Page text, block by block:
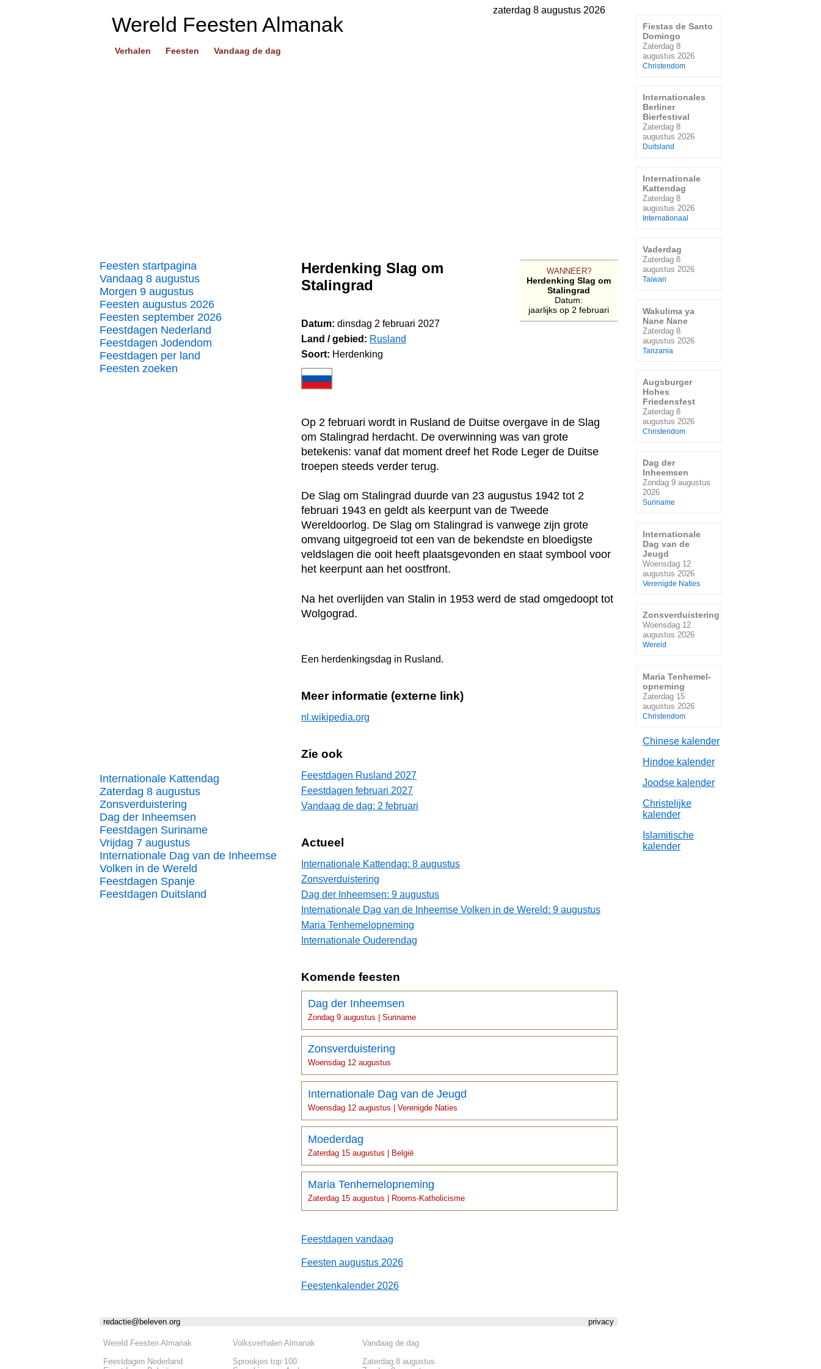
zaterdag 8 augustus 2026
Wereld Feesten Almanak
Verhalen Feesten Vandaag de dag
Feesten startpagina
Vandaag 8 augustus
Morgen 9 augustus
Feesten augustus 2026
Feesten september 2026
Feestdagen Nederland
Feestdagen Jodendom
Feestdagen per land
Feesten zoeken
Internationale Kattendag
Zaterdag 8 augustus
Zonsverduistering
Dag der Inheemsen
Feestdagen Suriname
Vrijdag 7 augustus
Internationale Dag van de Inheemse
Volken in de Wereld
Feestdagen Spanje
Feestdagen Duitsland
WANNEER?
Herdenking Slag om
Stalingrad
Datum:
jaarlijks op 2 februari
Herdenking Slag om
Stalingrad
Datum: dinsdag 2 februari 2027
Land / gebied: Rusland
Soort: Herdenking
Op 2 februari wordt in Rusland de Duitse overgave in de Slag
om Stalingrad herdacht. De overwinning was van grote
betekenis: vanaf dat moment dreef het Rode Leger de Duitse
troepen steeds verder terug.
De Slag om Stalingrad duurde van 23 augustus 1942 tot 2
februari 1943 en geldt als keerpunt van de Tweede
Wereldoorlog. De Slag om Stalingrad is vanwege zijn grote
omvang uitgegroeid tot een van de bekendste en bloedigste
veldslagen die ooit heeft plaatsgevonden en staat symbool voor
het keerpunt aan het oostfront.
Na het overlijden van Stalin in 1953 werd de stad omgedoopt tot
Wolgograd.
Een herdenkingsdag in Rusland.
Meer informatie (externe link)
nl.wikipedia.org
Zie ook
Feestdagen Rusland 2027
Feestdagen februari 2027
Vandaag de dag: 2 februari
Actueel
Internationale Kattendag: 8 augustus
Zonsverduistering
Dag der Inheemsen: 9 augustus
Internationale Dag van de Inheemse Volken in de Wereld: 9 augustus
Maria Tenhemelopneming
Internationale Ouderendag
Komende feesten
Dag der Inheemsen
Zondag 9 augustus | Suriname
Zonsverduistering
Woensdag 12 augustus
Internationale Dag van de Jeugd
Woensdag 12 augustus | Verenigde Naties
Moederdag
Zaterdag 15 augustus | België
Maria Tenhemelopneming
Zaterdag 15 augustus | Rooms-Katholicisme
Feestdagen vandaag
Feesten augustus 2026
Feestenkalender 2026
privacy
redactie@beleven.org
Wereld Feesten Almanak
Feestdagen Nederland
Volksverhalen Almanak
Sprookjes top 100
Vandaag de dag
Zaterdag 8 augustus
Fiestas de Santo
Domingo
Zaterdag 8
augustus 2026
Christendom
Internationales
Berliner
Bierfestival
Zaterdag 8
augustus 2026
Duitsland
Internationale
Kattendag
Zaterdag 8
augustus 2026
Internationaal
Vaderdag
Zaterdag 8
augustus 2026
Taiwan
Wakulima ya
Nane Nane
Zaterdag 8
augustus 2026
Tanzania
Augsburger
Hohes
Friedensfest
Zaterdag 8
augustus 2026
Christendom
Dag der
Inheemsen
Zondag 9 augustus
2026
Suriname
Internationale
Dag van de
Jeugd
Woensdag 12
augustus 2026
Verenigde Naties
Zonsverduistering
Woensdag 12
augustus 2026
Wereld
Maria Tenhemel-
opneming
Zaterdag 15
augustus 2026
Christendom
Chinese kalender
Hindoe kalender
Joodse kalender
Christelijke
kalender
Islamitische
kalender